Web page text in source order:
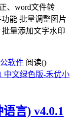
、word文件转
能 批量调整图片
量添加文字水印
软件 阅读()
言) v4.0.1